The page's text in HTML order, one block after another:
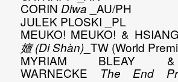
CORIN Diwa _AU/PH
JULEK PLOSKI _PL
MEUKO! MEUKO! &
嬗 (Di Shàn)_TW (World
MYRIAM BLEAY
WARNECKE The End
Que es L.E.V./About
Ediciones pasadas
Prensa
Contacto